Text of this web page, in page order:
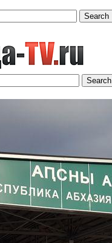
Search
Search